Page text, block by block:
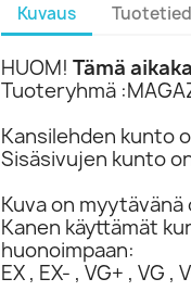
Kuvaus
HUOM! Tämä
Tuoteryhmä
Kansilehden kunto
Sisäsivujen kunto
Kuva on
Kanen käyttämät
huonoimpaan:
EX , EX- , VG+ , VG ,